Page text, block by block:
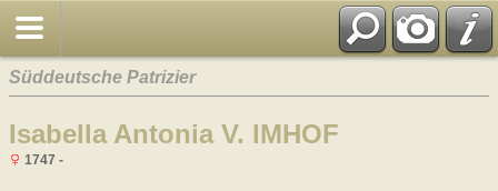
Süddeutsche Patrizier
Isabella Antonia V. IMHOF
1747 -